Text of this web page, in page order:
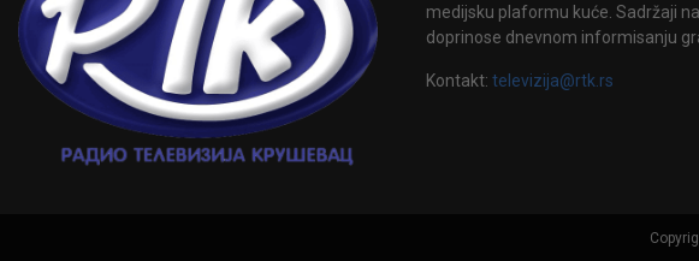
medijsku plaformu kuće. Sadržaji
doprinose dnevnom informisanju
Kontakt: televizija@rtk.rs